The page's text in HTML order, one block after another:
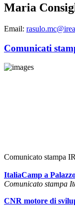
Maria
Email:
Comunicati
Comunicato stampa
ItaliaCamp a
Comunicato stampa
CNR motore di